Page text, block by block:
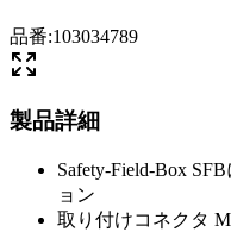
品番:103034789
製品詳細
Safety-Field-Box
ョン
取り付けコネクタ